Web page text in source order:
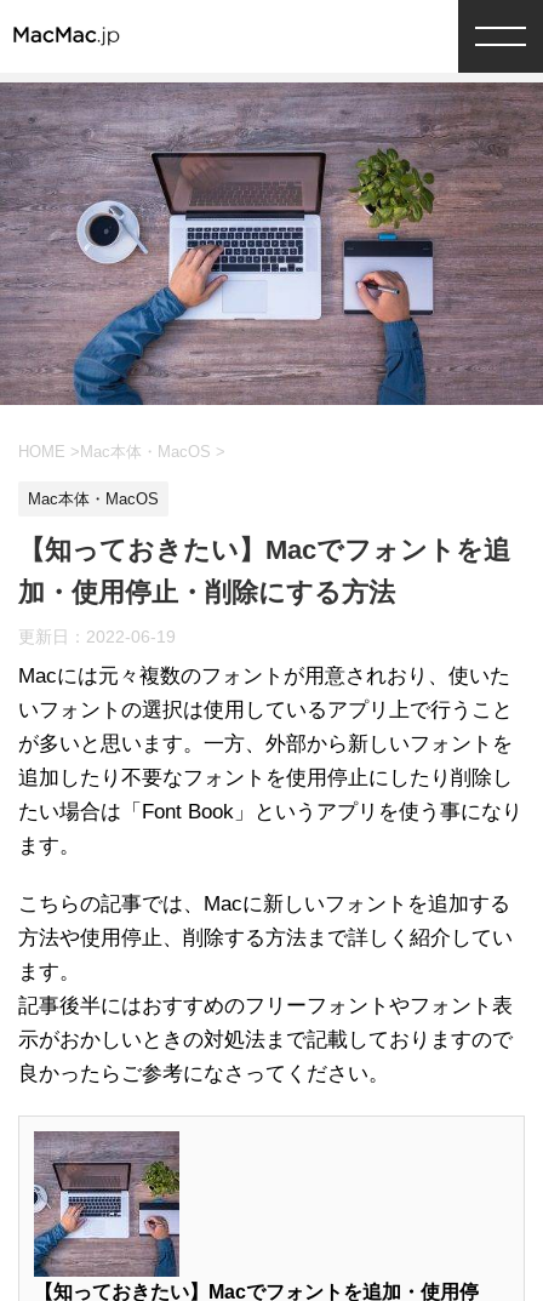
HOME > Mac本体・MacOS >
Mac本体・MacOS
【知っておきたい】Macでフォントを追
加・使用停止・削除にする方法
更新日： 2022-06-19
Macには元々複数のフォントが用意されおり、使いた
いフォントの選択は使用しているアプリ上で行うこと
が多いと思います。一方、外部から新しいフォントを
追加したり不要なフォントを使用停止にしたり削除し
たい場合は「Font Book」というアプリを使う事になり
ます。
こちらの記事では、Macに新しいフォントを追加する
方法や使用停止、削除する方法まで詳しく紹介してい
ます。
記事後半にはおすすめのフリーフォントやフォント表
示がおかしいときの対処法まで記載しておりますので
良かったらご参考になさってください。
【知っておきたい】Macでフォントを追加・使用停